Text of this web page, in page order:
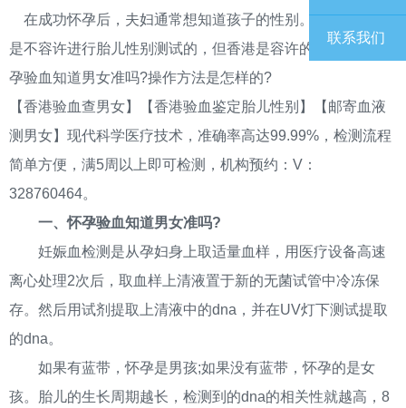
联系我们
在成功怀孕后，夫妇通常想知道孩子的性别。不过，内地
是不容许进行胎儿性别测试的，但香港是容许的。那么，怀
孕验血知道男女准吗?操作方法是怎样的?
【香港验血查男女】【香港验血鉴定胎儿性别】【邮寄血液
测男女】现代科学医疗技术，准确率高达99.99%，检测流程
简单方便，满5周以上即可检测，机构预约：V：
328760464。
一、怀孕验血知道男女准吗?
妊娠血检测是从孕妇身上取适量血样，用医疗设备高速
离心处理2次后，取血样上清液置于新的无菌试管中冷冻保
存。然后用试剂提取上清液中的dna，并在UV灯下测试提取
的dna。
如果有蓝带，怀孕是男孩;如果没有蓝带，怀孕的是女
孩。胎儿的生长周期越长，检测到的dna的相关性就越高，8